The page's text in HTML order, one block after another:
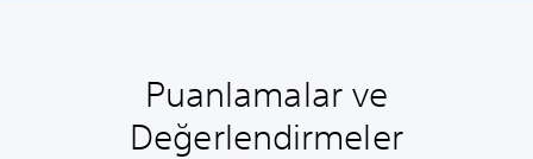
Puanlamalar ve
Değerlendirmeler